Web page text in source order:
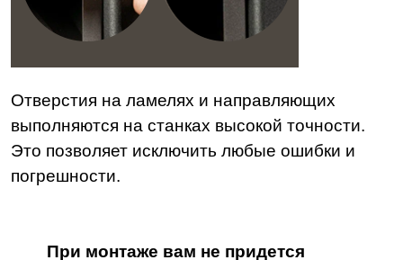
Отверстия на ламелях и направляющих
выполняются на станках высокой точности.
Это позволяет исключить любые ошибки и
погрешности.
При монтаже вам не придется